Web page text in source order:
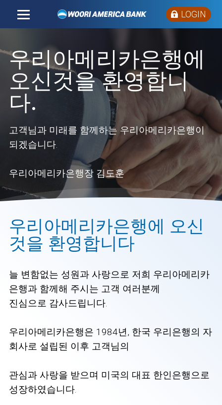
LOGIN
우리아메리카은행에
오신것을 환영합니
다.
고객님과 미래를 함께하는 우리아메리카은행이
되겠습니다.
우리아메리카은행장 김도훈
우리아메리카은행에 오신
것을 환영합니다
늘 변함없는 성원과 사랑으로 저희 우리아메리카
은행과 함께해 주시는 고객 여러분께
진심으로 감사드립니다.
우리아메리카은행은 1984년, 한국 우리은행의 자
회사로 설립된 이후 고객님의
관심과 사랑을 받으며 미국의 대표 한인은행으로
성장하였습니다.